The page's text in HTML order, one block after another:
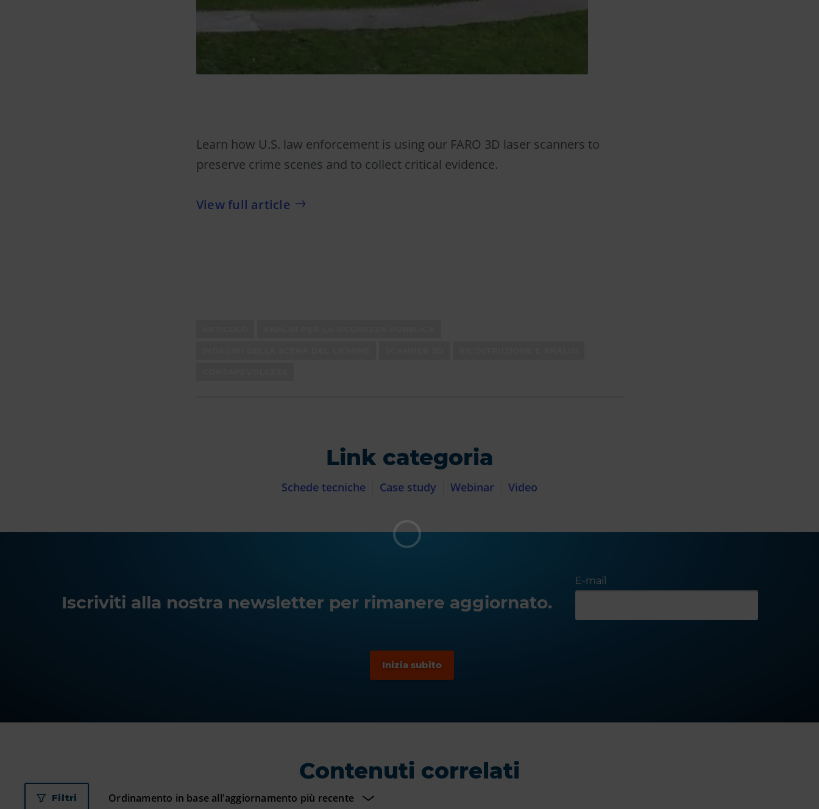
Learn how U.S. law enforcement is using our FARO 3D laser scanners to
preserve crime scenes and to collect critical evidence.
View full article
Link categoria
Schede tecniche Case study Webinar Video
Iscriviti alla nostra newsletter per rimanere aggiornato.
E-mail
Contenuti correlati
Filtri